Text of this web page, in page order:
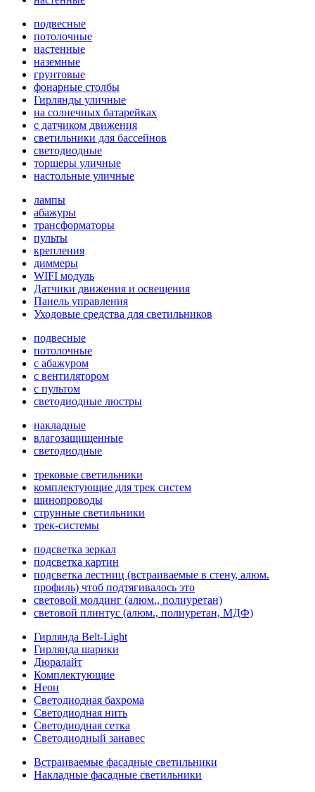
подвесные
потолочные
настенные
наземные
грунтовые
фонарные столбы
Гирлянды уличные
на солнечных батарейках
с датчиком движения
светильники для бассейнов
светодиодные
торшеры уличные
настольные уличные
лампы
абажуры
трансформаторы
пульты
крепления
диммеры
WIFI модуль
Датчики движения и освещения
Панель управления
Уходовые средства для светильников
подвесные
потолочные
с абажуром
с вентилятором
с пультом
светодиодные люстры
накладные
влагозащищенные
светодиодные
трековые светильники
комплектующие для трек систем
шинопроводы
струнные светильники
трек-системы
подсветка зеркал
подсветка картин
подсветка лестниц (встраиваемые в стену, алюм.
профиль) чтоб подтягивалось это
световой молдинг (алюм., полиуретан)
световой плинтус (алюм., полиуретан, МДФ)
Гирлянда Belt-Light
Гирлянда шарики
Дюралайт
Комплектующие
Неон
Светодиодная бахрома
Светодиодная нить
Светодиодная сетка
Светодиодный занавес
Встраиваемые фасадные светильники
Накладные фасадные светильники